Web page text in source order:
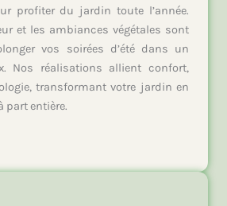
profiter du jardin toute l’année.
et les ambiances végétales sont
vos soirées d’été dans un
Nos réalisations allient confort,
transformant votre jardin en
part entière.